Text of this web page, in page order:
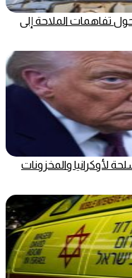
تفاهمات الملاحة إلى
لأوكرانيا والمخزونات